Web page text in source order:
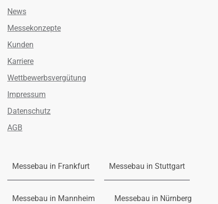
News
Messekonzepte
Kunden
Karriere
Wettbewerbsvergütung
Impressum
Datenschutz
AGB
Messebau in Frankfurt Messebau in Stuttgart
Messebau in Mannheim Messebau in Nürnberg